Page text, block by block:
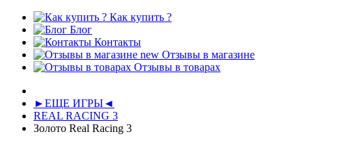
Как купить ?
Блог
Контакты
new Отзывы в магазине
Отзывы в товарах
►ЕЩЕ ИГРЫ◄
REAL RACING 3
Золото Real Racing 3